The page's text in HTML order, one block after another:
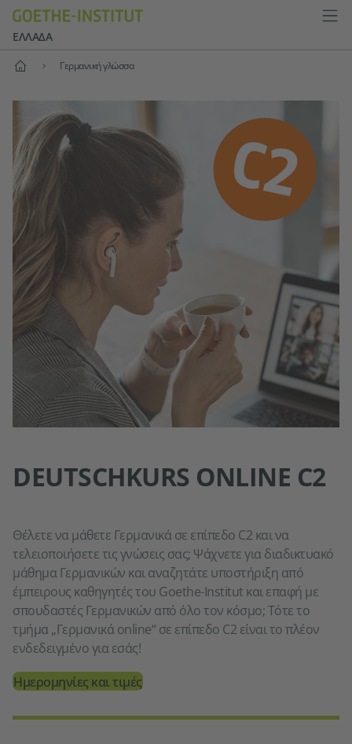
ΕΛΛΆΔΑ
Αρχική
Γερμανική γλώσσα
DEUTSCHKURS ONLINE C2
Θέλετε να μάθετε Γερμανικά σε επίπεδο C2 και να
τελειοποιήσετε τις γνώσεις σας; Ψάχνετε για διαδικτυακό
μάθημα Γερμανικών και αναζητάτε υποστήριξη από
έμπειρους καθηγητές του Goethe-Institut και επαφή με
σπουδαστές Γερμανικών από όλο τον κόσμο; Τότε το
τμήμα „Γερμανικά online“ σε επίπεδο C2 είναι το πλέον
ενδεδειγμένο για εσάς!
Ημερομηνίες και τιμές